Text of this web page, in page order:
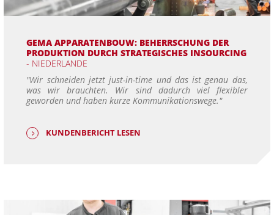
GEMA APPARATENBOUW: BEHERRSCHUNG DER
PRODUKTION DURCH STRATEGISCHES INSOURCING
- NIEDERLANDE
"Wir schneiden jetzt just-in-time und das ist genau das,
was wir brauchten. Wir sind dadurch viel flexibler
geworden und haben kurze Kommunikationswege."
KUNDENBERICHT LESEN